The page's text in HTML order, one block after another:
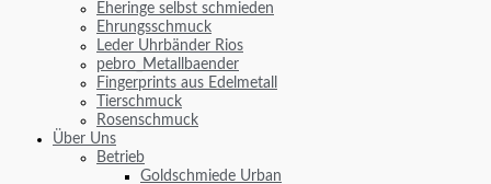
Eheringe selbst schmieden
Ehrungsschmuck
Leder Uhrbänder Rios
pebro_Metallbaender
Fingerprints aus Edelmetall
Tierschmuck
Rosenschmuck
Über Uns
Betrieb
Goldschmiede Urban